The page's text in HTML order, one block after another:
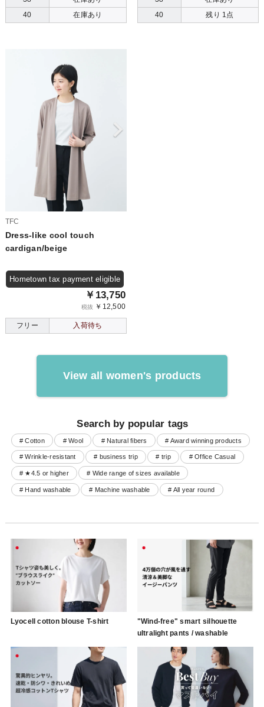
40
在庫あり
40
残り 1点
TFC
Dress-like cool touch
cardigan/beige
Hometown tax payment eligible
￥13,750
税抜 ￥12,500
フリー 入荷待ち
View all women's products
Search by popular tags
# Cotton # Wool # Natural fibers # Award winning products
# Wrinkle-resistant # business trip # trip # Office Casual
# ★4.5 or higher # Wide range of sizes available
# Hand washable # Machine washable # All year round
Lyocell cotton blouse T-shirt
"Wind-free" smart silhouette
ultralight pants / washable